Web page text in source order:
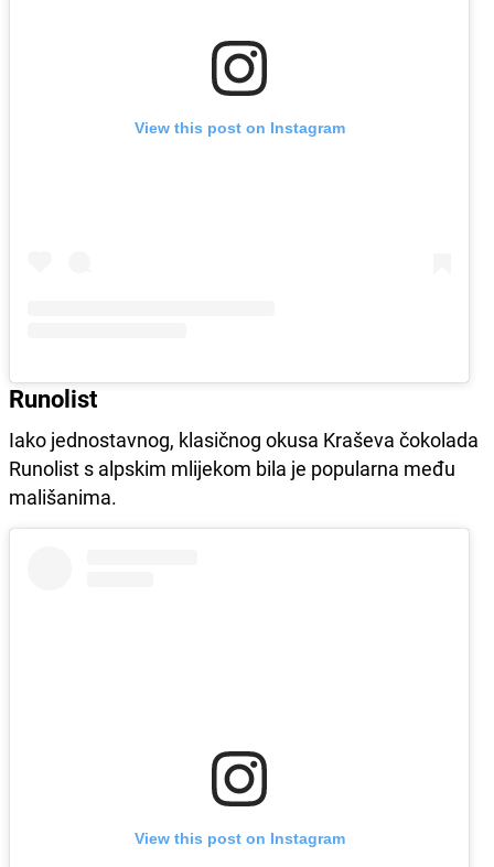
View this post on Instagram
Runolist
Iako jednostavnog, klasičnog okusa Kraševa čokolada
Runolist s alpskim mlijekom bila je popularna među
mališanima.
View this post on Instagram